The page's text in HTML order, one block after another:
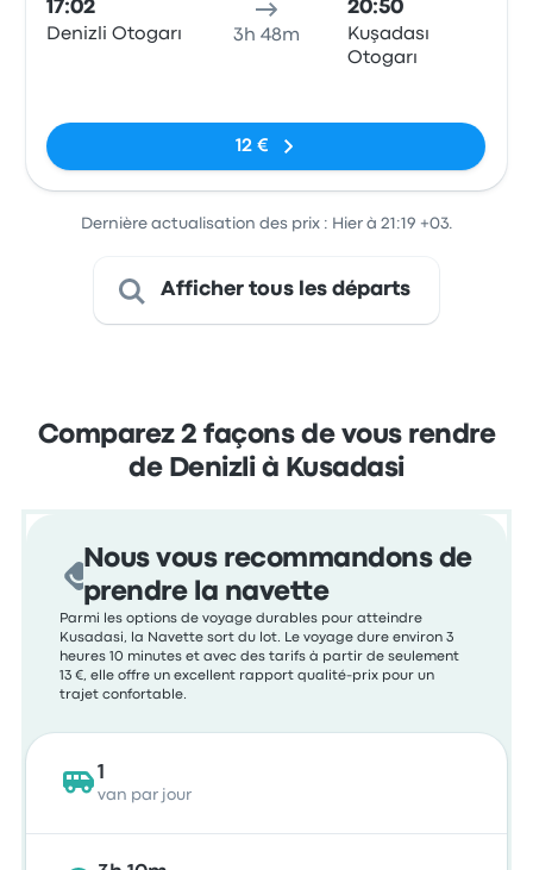
17:02
Denizli Otogarı 3h 48m
20:50
Kuşadası
Otogarı
12 €
Dernière actualisation des prix : Hier à 21:19 +03.
Afficher tous les départs
Comparez 2 façons de vous rendre
de Denizli à Kusadasi
Nous vous recommandons de
prendre la navette
Parmi les options de voyage durables pour atteindre
Kusadasi, la Navette sort du lot. Le voyage dure environ 3
heures 10 minutes et avec des tarifs à partir de seulement
13 €, elle offre un excellent rapport qualité-prix pour un
trajet confortable.
1
van par jour